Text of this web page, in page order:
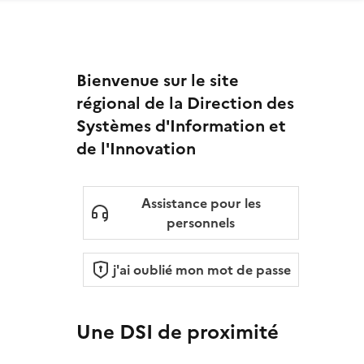
Bienvenue sur le site
régional de la Direction des
Systèmes d'Information et
de l'Innovation
Assistance pour les
personnels
j'ai oublié mon mot de passe
Une DSI de proximité